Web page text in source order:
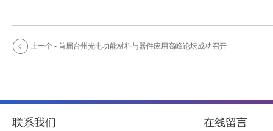
上一个 - 首届台州光电功能材料与器件应用高峰论坛成功召开
联系我们 在线留言